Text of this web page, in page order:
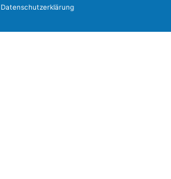
Datenschutzerklärung